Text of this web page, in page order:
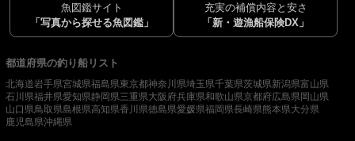
魚図鑑サイト
「写真から探せる魚図鑑」
充実の補償内容と安さ
「新・遊漁船保険DX」
都道府県の釣り船リスト
北海道岩手県宮城県福島県東京都神奈川県埼玉県千葉県茨城県新潟県富山県
石川県福井県愛知県静岡県三重県大阪府兵庫県和歌山県京都府広島県岡山県
山口県鳥取県島根県高知県香川県徳島県愛媛県福岡県長崎県熊本県大分県
鹿児島県沖縄県